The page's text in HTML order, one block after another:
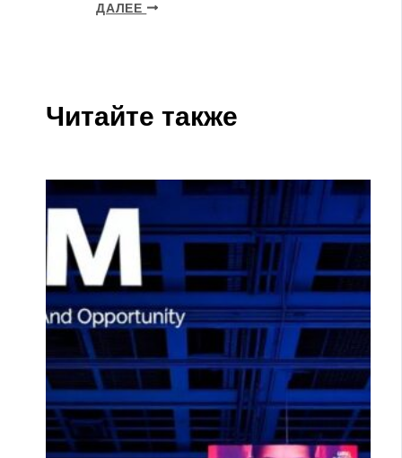
ДАЛЕЕ
Читайте также